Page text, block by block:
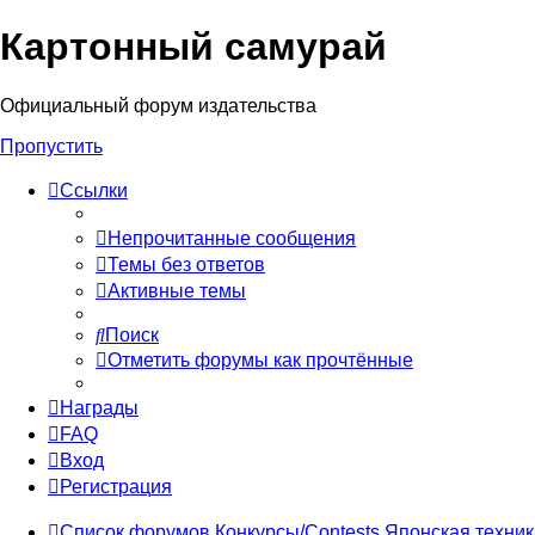
Регистрация
Картонный самурай
Официальный форум издательства
Пропустить
Ссылки
Непрочитанные сообщения
Темы без ответов
Активные темы
Поиск
Отметить форумы как прочтённые
Награды
FAQ
Вход
Регистрация